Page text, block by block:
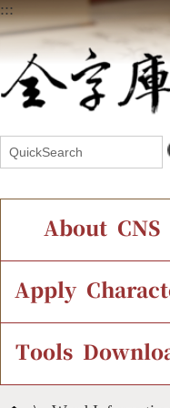
:::
About CNS
Introduction
Chinese Code
IDS Query
Components
Apply
Application
Font Instant
Tools